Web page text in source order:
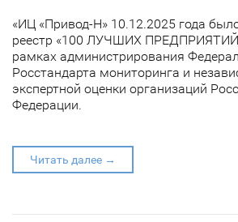
«ИЦ «Привод-Н» 10.12.2025 года
реестр «100 ЛУЧШИХ
рамках администрирования
Росстандарта мониторинга и
экспертной оценки организаций
Федерации.
Читать далее →